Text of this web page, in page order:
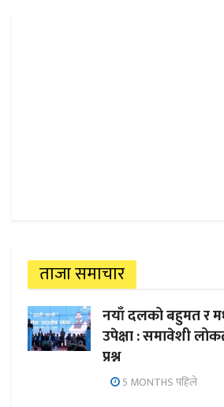
ताजा समाचार
नयाँ दलको बहुमत र
उपेक्षा : समावेशी
प्रश्न
5 MONTHS पहिले